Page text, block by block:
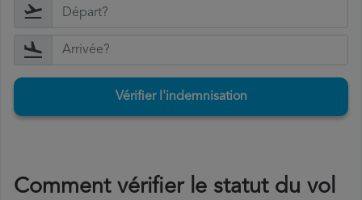
Vérifier l'indemnisation
Comment vérifier le statut du vol